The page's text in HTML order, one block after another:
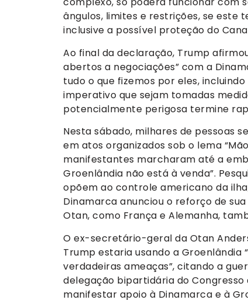
ângulos, limites e restrições, se este
inclusive a possível proteção do
Ao final da declaração, Trump
abertos a negociações” com a
tudo o que fizemos por eles,
imperativo que sejam tomadas
potencialmente perigosa termine
Nesta sábado, milhares de pessoas
em atos organizados sob o lema
manifestantes marcharam até a
Groenlândia não está à venda”.
opõem ao controle americano da
Dinamarca anunciou o reforço de
Otan, como França e Alemanha,
O ex-secretário-geral da Otan
Trump estaria usando a Groenlândia
verdadeiras ameaças”, citando a
delegação bipartidária do Congresso
manifestar apoio à Dinamarca e à